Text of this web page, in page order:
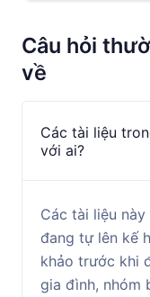
Câu hỏi
về
Các tài liệu
với ai?
Các tài liệu
đang tự lên kế
khảo trước khi
gia đình, nhóm